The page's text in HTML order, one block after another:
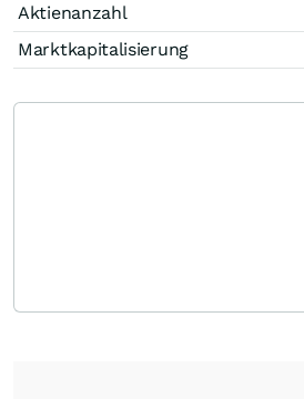
Aktienanzahl
Marktkapitalisierung